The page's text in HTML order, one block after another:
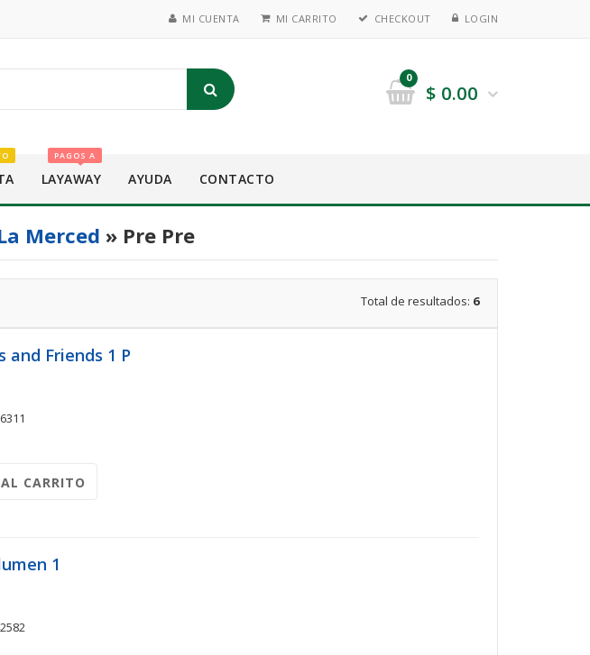
MI CUENTA MI CARRITO CHECKOUT LOGIN
0
$ 0.00
LAYAWAY
PAGOS A
AYUDA CONTACTO
Merced » Pre Pre
Total de resultados: 6
and Friends 1 P
CARRITO
1